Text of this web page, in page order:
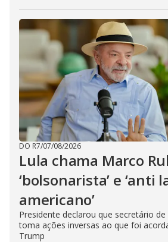
DO R7/07/08/2026
Lula chama Marco
‘bolsonarista’ e ‘anti
americano’
Presidente declarou que secretário de
toma ações inversas ao que foi
Trump